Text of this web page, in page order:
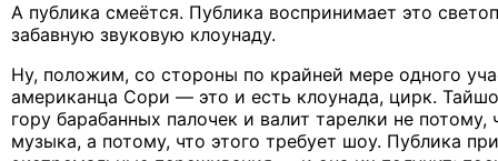
А публика смеётся. Публика воспринимает это
забавную звуковую клоунаду.
Ну, положим, со стороны по крайней мере одного
американца Сори — это и есть клоунада, цирк.
гору барабанных палочек и валит тарелки не потому,
музыка, а потому, что этого требует шоу. Публика